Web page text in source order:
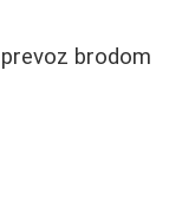
brodom